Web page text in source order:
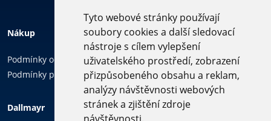
Tyto webové stránky používají
soubory cookies a další sledovací
nástroje s cílem vylepšení
uživatelského prostředí, zobrazení
přizpůsobeného obsahu a reklam,
analýzy návštěvnosti webových
stránek a zjištění zdroje
Nákup
Podmínky ochrany osobních údajů
Podmínky používání cookies
Dallmayr